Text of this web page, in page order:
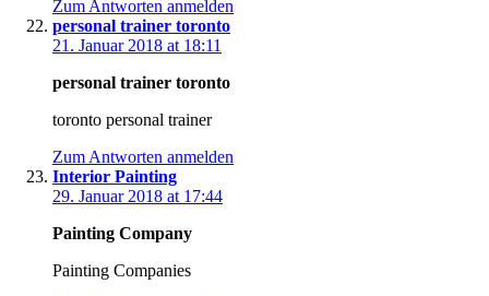
Zum Antworten anmelden
personal trainer toronto
21. Januar 2018 at 18:11
personal trainer toronto
toronto personal trainer
Zum Antworten anmelden
Interior Painting
29. Januar 2018 at 17:44
Painting Company
Painting Companies